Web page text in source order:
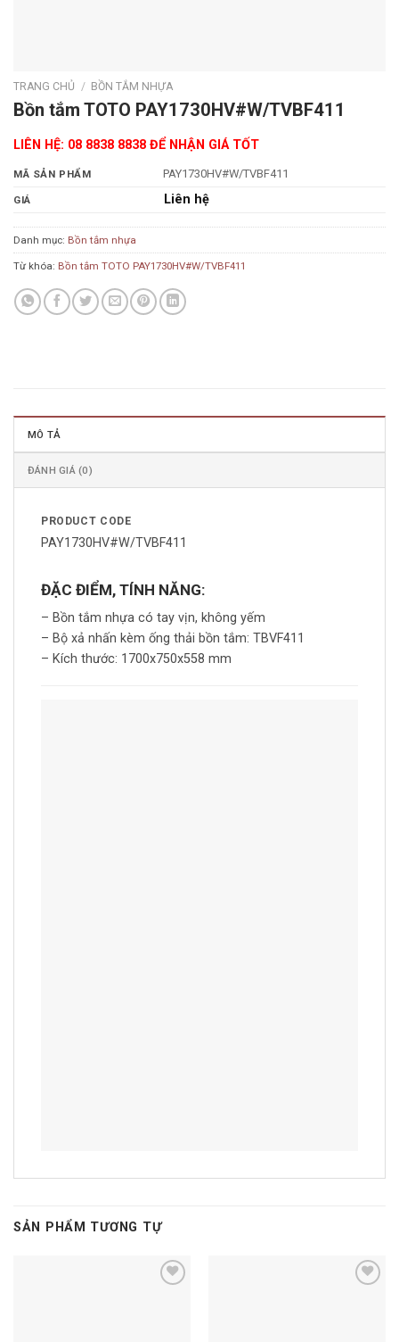
TRANG CHỦ / BỒN TẮM NHỰA
Bồn tắm TOTO PAY1730HV#W/TVBF411
LIÊN HỆ: 08 8838 8838 ĐỂ NHẬN GIÁ TỐT
MÃ SẢN PHẨM PAY1730HV#W/TVBF411
GIÁ Liên hệ
Danh mục: Bồn tắm nhựa
Từ khóa: Bồn tắm TOTO PAY1730HV#W/TVBF411
MÔ TẢ
ĐÁNH GIÁ (0)
PRODUCT CODE
PAY1730HV#W/TVBF411
ĐẶC ĐIỂM, TÍNH NĂNG:
– Bồn tắm nhựa có tay vịn, không yếm
– Bộ xả nhấn kèm ống thải bồn tắm: TBVF411
– Kích thước: 1700x750x558 mm
SẢN PHẨM TƯƠNG TỰ